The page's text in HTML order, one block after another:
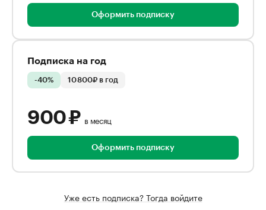
Оформить подписку
Подписка на год
-40% 10 800₽ в год
900 ₽ в месяц
Оформить подписку
Уже есть подписка? Тогда войдите